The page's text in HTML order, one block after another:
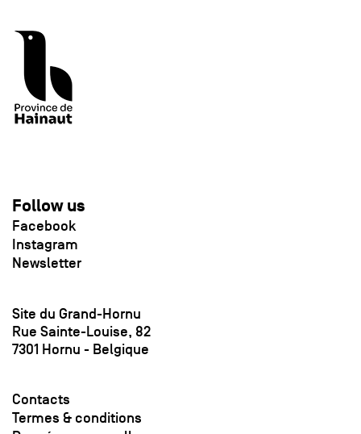
Follow us
Facebook
Instagram
Newsletter
Site du Grand-Hornu
Rue Sainte-Louise, 82
7301 Hornu - Belgique
Contacts
Termes & conditions